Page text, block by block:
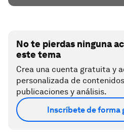
No te pierdas ninguna
este tema
Crea una cuenta gratuita y
personalizada de
publicaciones y análisis.
Inscríbete de forma